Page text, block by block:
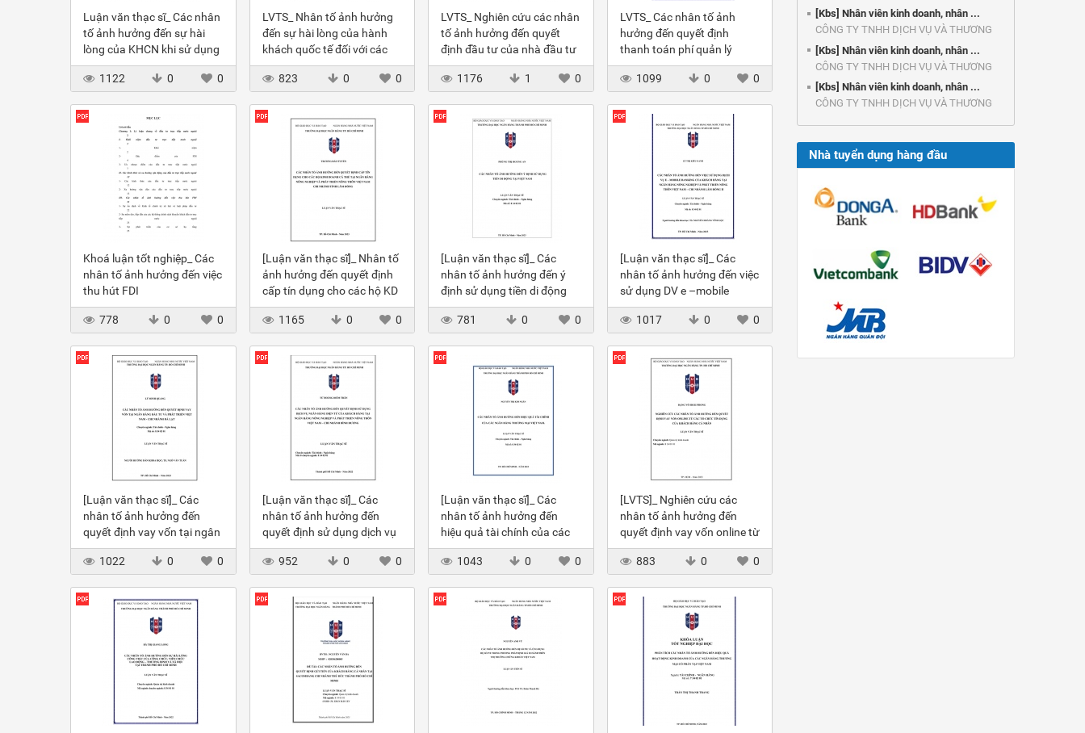
Luận văn thạc sĩ_ Các nhân
tố ảnh hưởng đến sự hài
lòng của KHCN khi sử dụng
DV ngân hàng điện tử của
Agribank
1122 0 0
LVTS_ Nhân tố ảnh hưởng
đến sự hài lòng của hành
khách quốc tế đối với các
chuyến bay quốc nội của
Vietnam Airlines
823 0 0
LVTS_ Nghiên cứu các nhân
tố ảnh hưởng đến quyết
định đầu tư của nhà đầu tư
cá nhân trên thị trường
chứng khoán phái sinh
1176 1 0
LVTS_ Các nhân tố ảnh
hưởng đến quyết định
thanh toán phí quản lý
chung cư không dùng tiền
mặt tại Hà Nội
1099 0 0
Khoá luận tốt nghiệp_ Các
nhân tố ảnh hưởng đến việc
thu hút FDI
778 0 0
[Luận văn thạc sĩ]_ Nhân tố
ảnh hưởng đến quyết định
cấp tín dụng cho các hộ KD
cá thể tại NH Agribank
1165
0 0
[Luận văn thạc sĩ]_ Các
nhân tố ảnh hưởng đến ý
định sử dụng tiền di động
tại Việt Nam
781
0 0
[Luận văn thạc sĩ]_ Các
nhân tố ảnh hưởng đến việc
sử dụng DV e –mobile
banking của KH tại NH
Agribank
1017 0 0
[Luận văn thạc sĩ]_ Các
nhân tố ảnh hưởng đến
quyết định vay vốn tại ngân
hàng BIDV – CN Đà Lạt
1022
0 0
[Luận văn thạc sĩ]_ Các
nhân tố ảnh hưởng đến
quyết định sử dụng dịch vụ
NHĐT của KH tại NH
Agribank
952 0 0
[Luận văn thạc sĩ]_ Các
nhân tố ảnh hưởng đến
hiệu quả tài chính của các
NHTM VN
1043
0 0
[LVTS]_ Nghiên cứu các
nhân tố ảnh hưởng đến
quyết định vay vốn online từ
các TCTD của KHCN
883
0 0
MẠI ...
[Kbs] Nhân viên kinh doanh, nhân ...
CÔNG TY TNHH DỊCH VỤ VÀ THƯƠNG
MẠI ...
[Kbs] Nhân viên kinh doanh, nhân ...
CÔNG TY TNHH DỊCH VỤ VÀ THƯƠNG
MẠI ...
[Kbs] Nhân viên kinh doanh, nhân ...
CÔNG TY TNHH DỊCH VỤ VÀ THƯƠNG
Nhà tuyển dụng hàng đầu